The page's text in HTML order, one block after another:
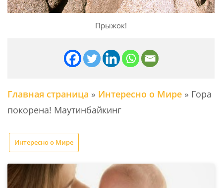
Прыжок!
Главная страница » Интересно о Мире » Гора
покорена! Маутинбайкинг
Интересно о Мире